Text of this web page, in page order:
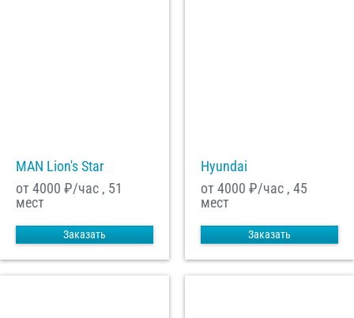
MAN Lion's Star
от 4000 ₽/час , 51
мест
Заказать
Hyundai
от 4000 ₽/час , 45
мест
Заказать